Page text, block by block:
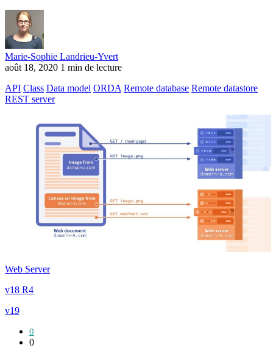
Marie-Sophie Landrieu-Yvert
août 18, 2020 1 min de lecture
API Class Data model ORDA Remote database Remote datastore
REST server
Web Server
v18 R4
v19
0
0